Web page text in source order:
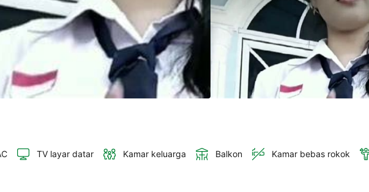
TV layar datar Kamar keluarga Balkon Kamar bebas rokok